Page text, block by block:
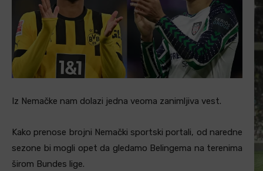
Iz Nemačke nam dolazi jedna veoma zanimljiva vest.
Kako prenose brojni Nemački sportski portali, od naredne
sezone bi mogli opet da gledamo Belingema na terenima
širom Bundes lige.